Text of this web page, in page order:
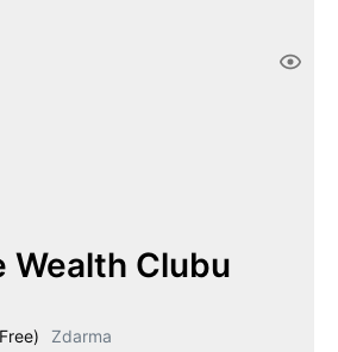
Wealth Clubu
Zdarma